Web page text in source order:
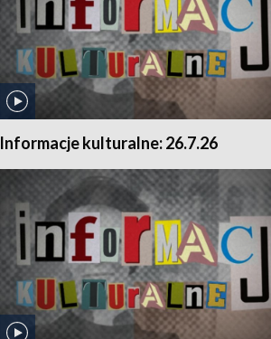
Informacje kulturalne: 26.7.26